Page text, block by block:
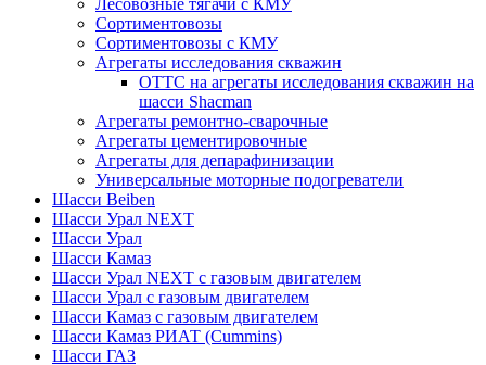
Лесовозные тягачи с КМУ
Сортиментовозы
Сортиментовозы с КМУ
Агрегаты исследования скважин
ОТТС на агрегаты исследования скважин на
шасси Shacman
Агрегаты ремонтно-сварочные
Агрегаты цементировочные
Агрегаты для депарафинизации
Универсальные моторные подогреватели
Шасси Beiben
Шасси Урал NEXT
Шасси Урал
Шасси Камаз
Шасси Урал NEXT с газовым двигателем
Шасси Урал с газовым двигателем
Шасси Камаз с газовым двигателем
Шасси Камаз РИАТ (Cummins)
Шасси ГАЗ